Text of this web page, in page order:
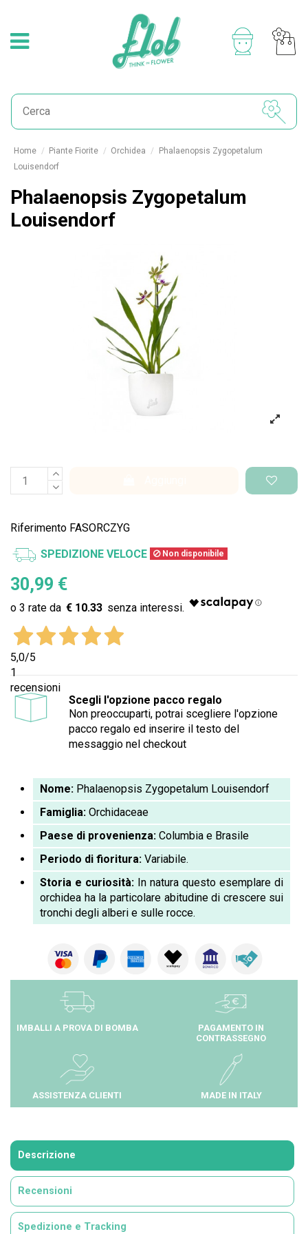
Home Piante Fiorite Orchidea
Phalaenopsis Zygopetalum
Louisendorf
Phalaenopsis Zygopetalum
Louisendorf
Riferimento FASORCZYG
SPEDIZIONE VELOCE Non disponibile
30,99 €
€ 10.33
5,0/5
1
recensioni
Scegli l'opzione pacco regalo
Non preoccuparti, potrai scegliere l'opzione
pacco regalo ed inserire il testo del
messaggio nel checkout
Nome: Phalaenopsis Zygopetalum Louisendorf
Famiglia: Orchidaceae
Paese di provenienza: Columbia e Brasile
Periodo di fioritura: Variabile.
Storia e curiosità: In natura questo esemplare di
orchidea ha la particolare abitudine di crescere sui
tronchi degli alberi e sulle rocce.
IMBALLI A PROVA DI BOMBA
PAGAMENTO IN
CONTRASSEGNO
ASSISTENZA CLIENTI MADE IN ITALY
Descrizione
Recensioni
Spedizione e Tracking